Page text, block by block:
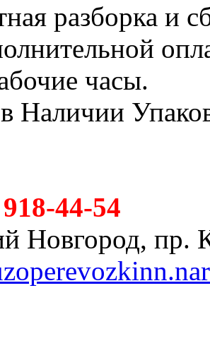
разборка и
часы.
Наличии
44-54
Новгород, пр.